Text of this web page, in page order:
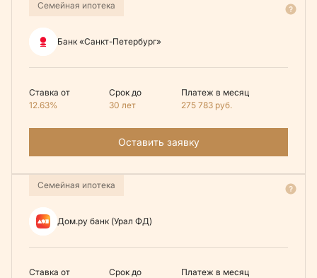
Семейная ипотека
Банк «Санкт-Петербург»
Ставка от
12.63%
Срок до
30 лет
Платеж в месяц
275 783 руб.
Оставить заявку
Семейная ипотека
Дом.ру банк (Урал ФД)
Ставка от
Срок до
Платеж в месяц